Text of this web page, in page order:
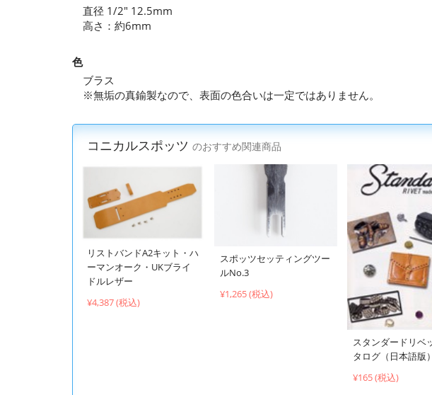
直径 1/2" 12.5mm
高さ：約6mm
色
ブラス
※無垢の真鍮製なので、表面の色合いは一定ではありません。
コニカルスポッツ のおすすめ関連商品
リストバンドA2キット・ハ
ーマンオーク・UKブライ
ドルレザー
¥4,387 (税込)
スポッツセッティングツー
ルNo.3
¥1,265 (税込)
スタンダードリベ
タログ（日本語版）
¥165 (税込)